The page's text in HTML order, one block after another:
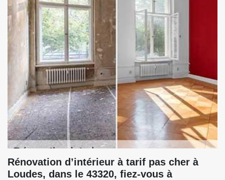
Rénovation d’intérieur à tarif pas cher à
Loudes, dans le 43320, fiez-vous à